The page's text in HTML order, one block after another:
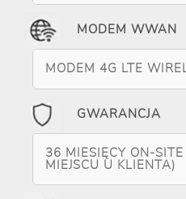
MODEM WWAN
MODEM 4G LTE
GWARANCJA
36 MIESIĘCY ON-
MIEJSCU U KLIENTA)